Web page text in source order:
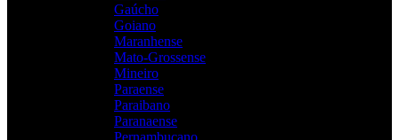
Gaúcho
Goiano
Maranhense
Mato-Grossense
Mineiro
Paraense
Paraibano
Paranaense
Pernambucano